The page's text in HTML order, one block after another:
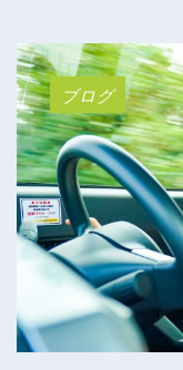
ブログ